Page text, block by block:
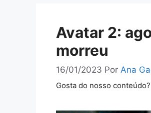
Avatar 2:
morreu
16/01/2023 Por Ana
Gosta do nosso